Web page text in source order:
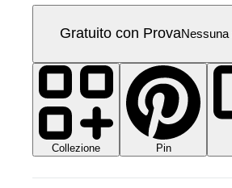
Gratuito con ProvaNessuna
Collezione Pin